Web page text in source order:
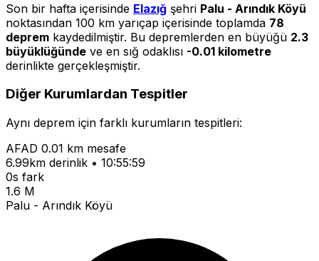
Son bir hafta içerisinde Elazığ şehri Palu - Arındık Köyü
noktasından 100 km yarıçap içerisinde toplamda 78
deprem kaydedilmiştir. Bu depremlerden en büyüğü 2.3
büyüklüğünde ve en sığ odaklısı -0.01 kilometre
derinlikte gerçekleşmiştir.
Diğer Kurumlardan Tespitler
Aynı deprem için farklı kurumların tespitleri:
AFAD 0.01 km mesafe
6.99km derinlik • 10:55:59
0s fark
1.6 M
Palu - Arındık Köyü